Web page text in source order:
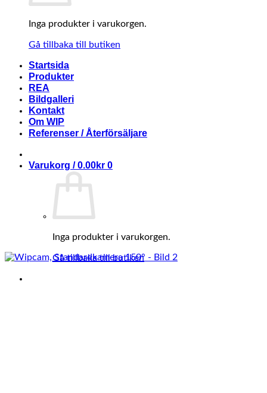
Inga produkter i varukorgen.
Gå tillbaka till butiken
Startsida
Produkter
REA
Bildgalleri
Kontakt
Om WIP
Referenser / Återförsäljare
Varukorg /0.00kr 0
Inga produkter i varukorgen.
Gå tillbaka till butiken